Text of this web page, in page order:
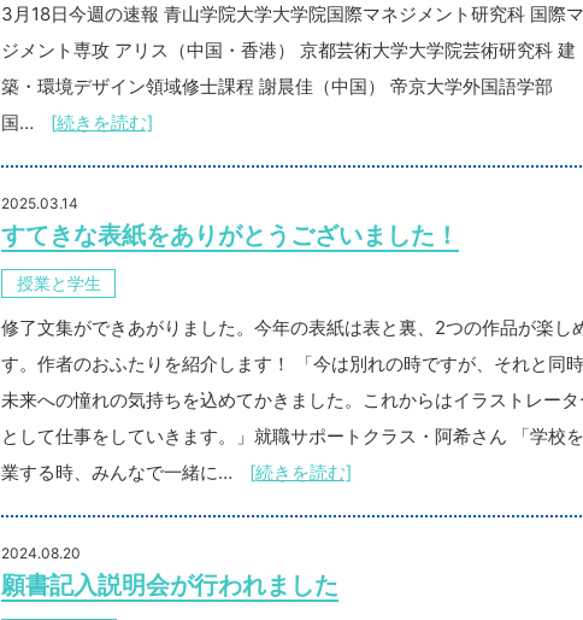
3月18日今週の速報 青山学院大学大学院国際マネジメント研究科 国際
ジメント専攻 アリス（中国・香港） 京都芸術大学大学院芸術研究科 建
築・環境デザイン領域修士課程 謝晨佳（中国） 帝京大学外国語学部
国…
[続きを読む]
2025.03.14
すてきな表紙をありがとうございました！
授業と学生
修了文集ができあがりました。今年の表紙は表と裏、2つの作品が楽し
す。作者のおふたりを紹介します！ 「今は別れの時ですが、それと同
未来への憧れの気持ちを込めてかきました。これからはイラストレー
として仕事をしていきます。」就職サポートクラス・阿希さん 「学校
業する時、みんなで一緒に…
[続きを読む]
2024.08.20
願書記入説明会が行われました